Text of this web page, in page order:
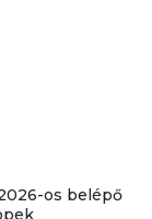
os belépő